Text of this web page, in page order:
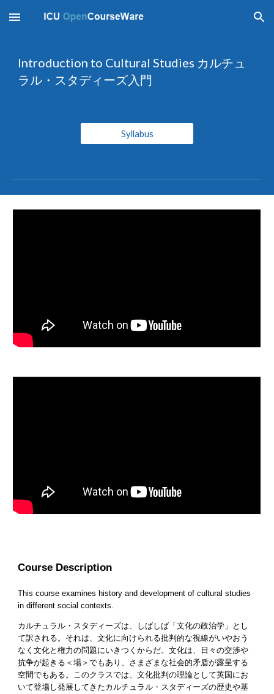
Skip to main content Skip to navigation
Introduction to Cultural Studies カルチュ
ラル・スタディーズ入門
Syllabus
Course Description
This course examines history and development of cultural studies
in different social contexts.
カルチュラル・スタディーズは、しばしば「文化の政治学」とし
て訳される。それは、文化に向けられる批判的な視線がいやおう
なく文化と権力の問題にいきつくからだ。文化は、日々の交渉や
抗争が起きる＜場＞でもあり、さまざまな社会的矛盾が露呈する
空間でもある。このクラスでは、文化批判の理論として英国にお
いて登場し発展してきたカルチュラル・スタディーズの歴史や基